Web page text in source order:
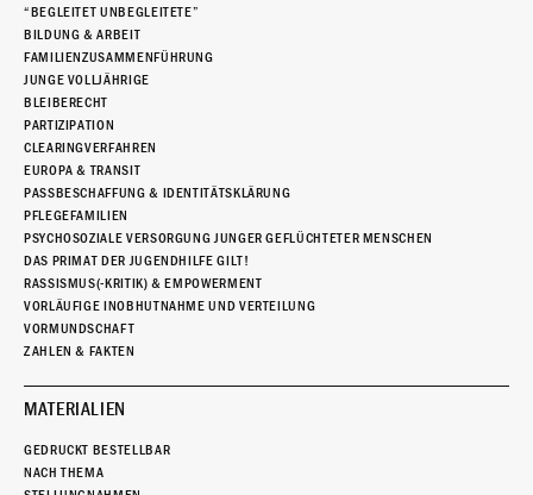
“BEGLEITET UNBEGLEITETE”
BILDUNG & ARBEIT
FAMILIENZUSAMMENFÜHRUNG
JUNGE VOLLJÄHRIGE
BLEIBERECHT
PARTIZIPATION
CLEARINGVERFAHREN
EUROPA & TRANSIT
PASSBESCHAFFUNG & IDENTITÄTSKLÄRUNG
PFLEGEFAMILIEN
PSYCHOSOZIALE VERSORGUNG JUNGER GEFLÜCHTETER MENSCHEN
DAS PRIMAT DER JUGENDHILFE GILT!
RASSISMUS(-KRITIK) & EMPOWERMENT
VORLÄUFIGE INOBHUTNAHME UND VERTEILUNG
VORMUNDSCHAFT
ZAHLEN & FAKTEN
MATERIALIEN
GEDRUCKT BESTELLBAR
NACH THEMA